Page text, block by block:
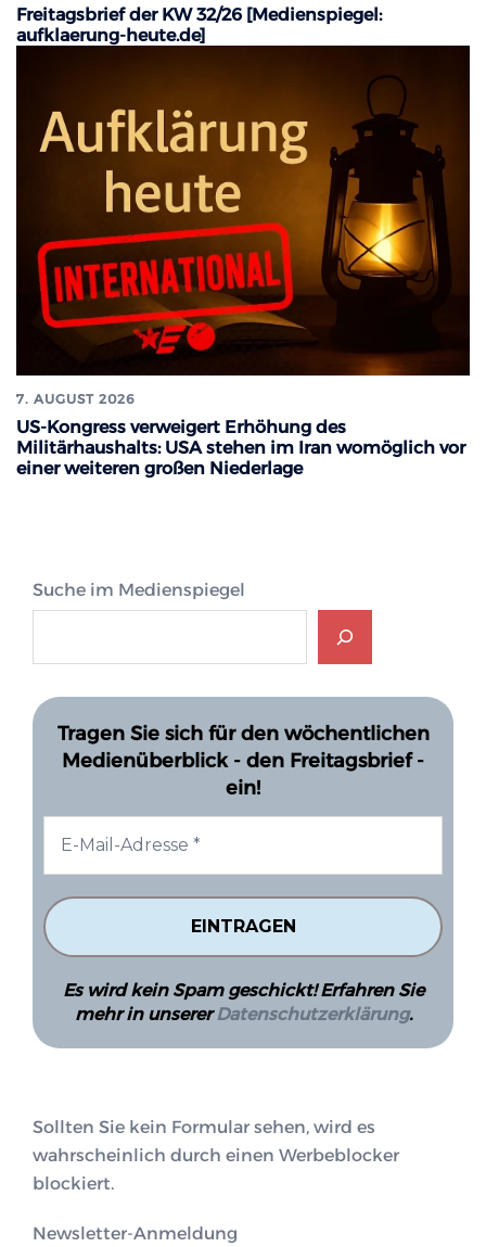
Freitagsbrief der KW 32/26 [Medienspiegel:
aufklaerung-heute.de]
7. AUGUST 2026
US-Kongress verweigert Erhöhung des
Militärhaushalts: USA stehen im Iran womöglich vor
einer weiteren großen Niederlage
Suche im Medienspiegel
Tragen Sie sich für den wöchentlichen
Medienüberblick - den Freitagsbrief -
ein!
Es wird kein Spam geschickt! Erfahren Sie
mehr in unsererDatenschutzerklärung.
Sollten Sie kein Formular sehen, wird es
wahrscheinlich durch einen Werbeblocker
blockiert.
Newsletter-Anmeldung